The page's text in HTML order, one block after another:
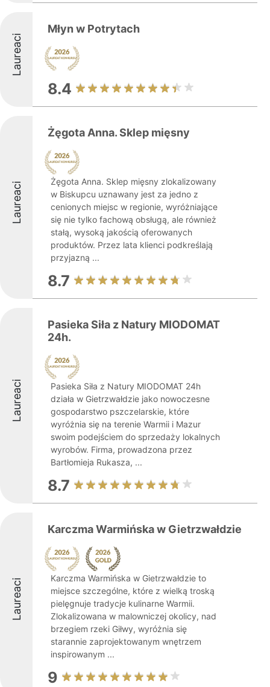
Laureaci
Młyn w Potrytach
8.4
Laureaci
Żęgota Anna. Sklep mięsny
Żęgota Anna. Sklep mięsny zlokalizowany
w Biskupcu uznawany jest za jedno z
cenionych miejsc w regionie, wyróżniające
się nie tylko fachową obsługą, ale również
stałą, wysoką jakością oferowanych
produktów. Przez lata klienci podkreślają
przyjazną ...
8.7
Laureaci
Pasieka Siła z Natury MIODOMAT
24h.
Pasieka Siła z Natury MIODOMAT 24h
działa w Gietrzwałdzie jako nowoczesne
gospodarstwo pszczelarskie, które
wyróżnia się na terenie Warmii i Mazur
swoim podejściem do sprzedaży lokalnych
wyrobów. Firma, prowadzona przez
Bartłomieja Rukasza, ...
8.7
Laureaci
Karczma Warmińska w Gietrzwałdzie
Karczma Warmińska w Gietrzwałdzie to
miejsce szczególne, które z wielką troską
pielęgnuje tradycje kulinarne Warmii.
Zlokalizowana w malowniczej okolicy, nad
brzegiem rzeki Giłwy, wyróżnia się
starannie zaprojektowanym wnętrzem
inspirowanym ...
9